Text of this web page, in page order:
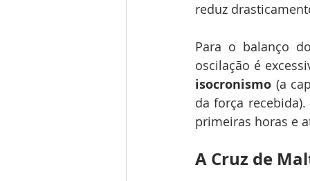
reduz
Para o balanço
isocronismo (a
da força
primeiras horas e
A Cruz de